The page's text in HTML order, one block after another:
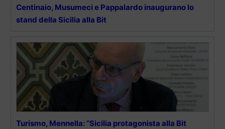
Centinaio, Musumeci e Pappalardo inaugurano lo
stand della Sicilia alla Bit
Turismo, Mennella: “Sicilia protagonista alla Bit